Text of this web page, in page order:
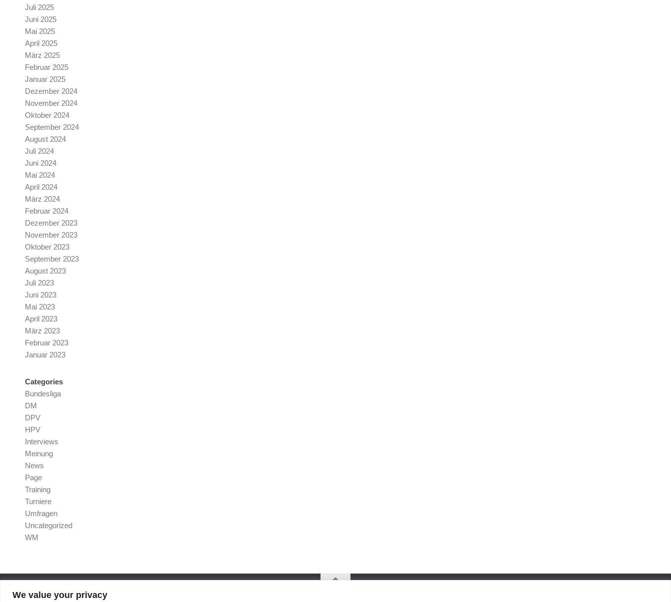
We value your privacy
Juli 2025
Juni 2025
Mai 2025
April 2025
März 2025
Februar 2025
Januar 2025
Dezember 2024
November 2024
Oktober 2024
September 2024
August 2024
Juli 2024
Juni 2024
Mai 2024
April 2024
März 2024
Februar 2024
Dezember 2023
November 2023
Oktober 2023
September 2023
August 2023
Juli 2023
Juni 2023
Mai 2023
April 2023
März 2023
Februar 2023
Januar 2023
Categories
Bundesliga
DM
DPV
HPV
Interviews
Meinung
News
Page
Training
Turniere
Umfragen
Uncategorized
WM